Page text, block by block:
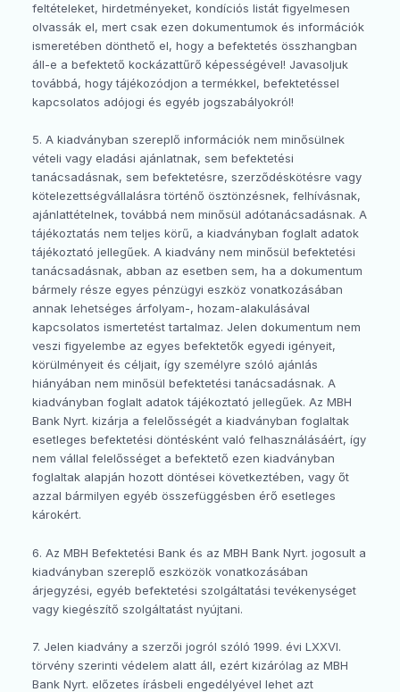
feltételeket, hirdetményeket, kondíciós listát figyelmesen
olvassák el, mert csak ezen dokumentumok és információk
ismeretében dönthető el, hogy a befektetés összhangban
áll-e a befektető kockázattűrő képességével! Javasoljuk
továbbá, hogy tájékozódjon a termékkel, befektetéssel
kapcsolatos adójogi és egyéb jogszabályokról!
5. A kiadványban szereplő információk nem minősülnek
vételi vagy eladási ajánlatnak, sem befektetési
tanácsadásnak, sem befektetésre, szerződéskötésre vagy
kötelezettségvállalásra történő ösztönzésnek, felhívásnak,
ajánlattételnek, továbbá nem minősül adótanácsadásnak. A
tájékoztatás nem teljes körű, a kiadványban foglalt adatok
tájékoztató jellegűek. A kiadvány nem minősül befektetési
tanácsadásnak, abban az esetben sem, ha a dokumentum
bármely része egyes pénzügyi eszköz vonatkozásában
annak lehetséges árfolyam-, hozam-alakulásával
kapcsolatos ismertetést tartalmaz. Jelen dokumentum nem
veszi figyelembe az egyes befektetők egyedi igényeit,
körülményeit és céljait, így személyre szóló ajánlás
hiányában nem minősül befektetési tanácsadásnak. A
kiadványban foglalt adatok tájékoztató jellegűek. Az MBH
Bank Nyrt. kizárja a felelősségét a kiadványban foglaltak
esetleges befektetési döntésként való felhasználásáért, így
nem vállal felelősséget a befektető ezen kiadványban
foglaltak alapján hozott döntései következtében, vagy őt
azzal bármilyen egyéb összefüggésben érő esetleges
károkért.
6. Az MBH Befektetési Bank és az MBH Bank Nyrt. jogosult a
kiadványban szereplő eszközök vonatkozásában
árjegyzési, egyéb befektetési szolgáltatási tevékenységet
vagy kiegészítő szolgáltatást nyújtani.
7. Jelen kiadvány a szerzői jogról szóló 1999. évi LXXVI.
törvény szerinti védelem alatt áll, ezért kizárólag az MBH
Bank Nyrt. előzetes írásbeli engedélyével lehet azt